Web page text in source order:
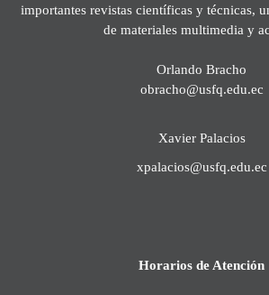
importantes revistas científicas y técnicas,
de materiales multimedia y
Orlando Bracho
obracho@usfq.edu.ec
Xavier Palacios
xpalacios@usfq.edu.ec
Horarios de Atención